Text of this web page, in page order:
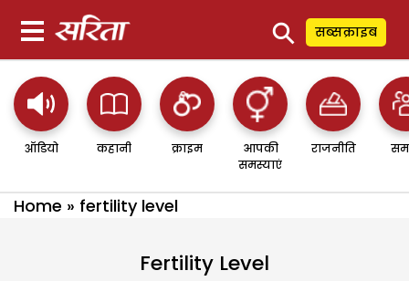
⚲ सब्सक्राइब
ऑडियो कहानी क्राइम
आपकी
समस्याएं
राजनीति
Home » fertility level
Fertility Level